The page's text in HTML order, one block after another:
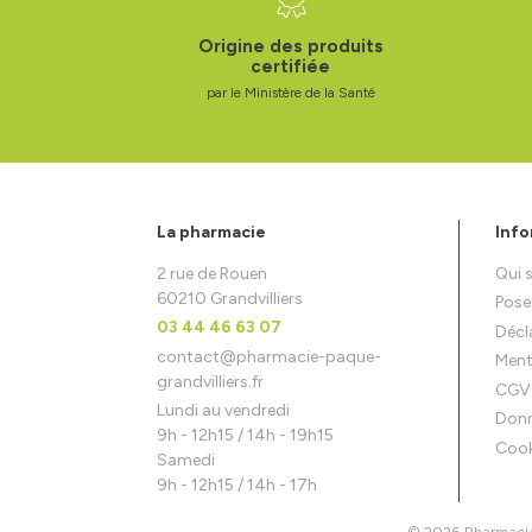
Origine des produits
certifiée
par le Ministère de la Santé
La pharmacie
2 rue de Rouen
60210 Grandvilliers
03 44 46 63 07
contact@pharmacie-paque-
grandvilliers.fr
Lundi au vendredi
9h - 12h15 / 14h - 19h15
Samedi
9h - 12h15 / 14h - 17h
Qui
CGV